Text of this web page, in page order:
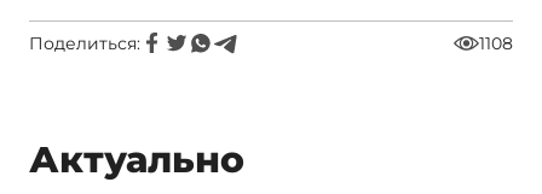
Поделиться: 1108
Актуально